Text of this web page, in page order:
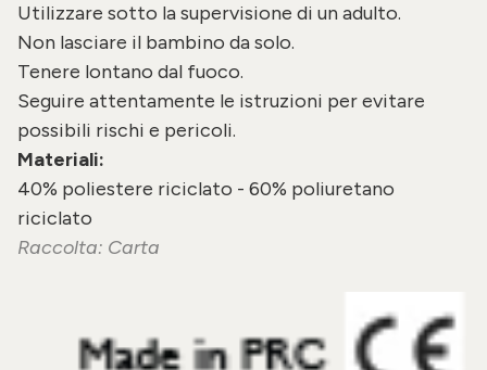
Utilizzare sotto la supervisione di un adulto.
Non lasciare il bambino da solo.
Tenere lontano dal fuoco.
Seguire attentamente le istruzioni per evitare
possibili rischi e pericoli.
Materiali:
40% poliestere riciclato - 60% poliuretano
riciclato
Raccolta: Carta